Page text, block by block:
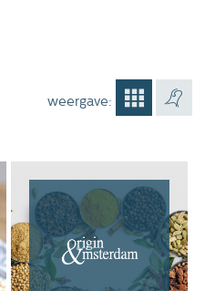
weergave: